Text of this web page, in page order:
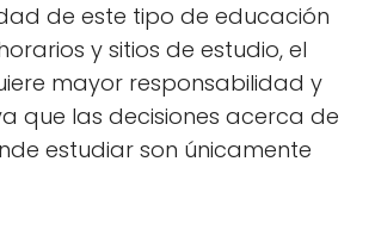
de este tipo de educación
y sitios de estudio, el
mayor responsabilidad y
que las decisiones acerca de
estudiar son únicamente